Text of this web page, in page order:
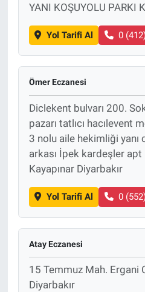
YANI KOŞUYOLU PARKI
Yol Tarifi Al 0
Ömer Eczanesi
Diclekent bulvarı 200.
pazarı tatlıcı hacılevent
3 nolu aile hekimliği yanı
arkası İpek kardeşler
Kayapınar Diyarbakır
Yol Tarifi Al 0
Atay Eczanesi
15 Temmuz Mah. Ergani
Diyarbakır